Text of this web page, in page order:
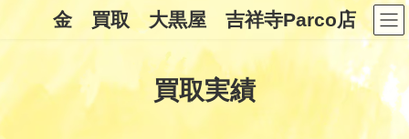
ン
キ
ー
に
金 買取 大黒屋 吉祥寺Parco店
買取実績